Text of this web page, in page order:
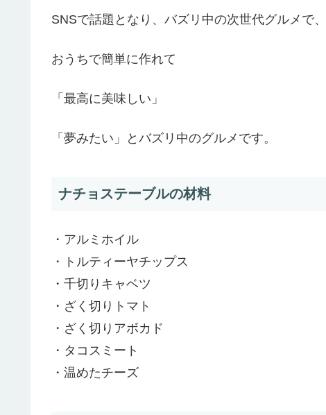
SNSで話題となり、バズリ中の次世代グルメで、
おうちで簡単に作れて
「最高に美味しい」
「夢みたい」とバズリ中のグルメです。
ナチョステーブルの材料
・アルミホイル
・トルティーヤチップス
・千切りキャベツ
・ざく切りトマト
・ざく切りアボカド
・タコスミート
・温めたチーズ